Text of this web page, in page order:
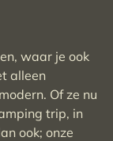
waar je ook
alleen
Of ze nu
trip, in
ook; onze